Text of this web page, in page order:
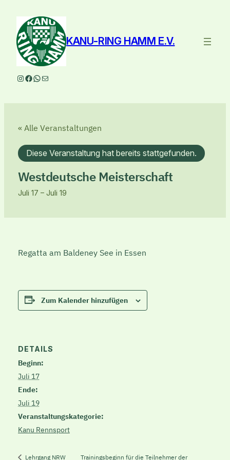
KANU-RING HAMM E.V.
Instagram
Facebook
WhatsApp
E-Mail
« Alle Veranstaltungen
Diese Veranstaltung hat bereits stattgefunden.
Westdeutsche Meisterschaft
Juli 17 – Juli 19
Regatta am Baldeney See in Essen
Zum Kalender hinzufügen
DETAILS
Beginn:
Juli 17
Ende:
Juli 19
Veranstaltungskategorie:
Kanu Rennsport
Lehrgang NRW Trainingsbeginn für die Teilnehmer der